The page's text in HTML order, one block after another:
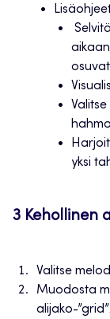
yksi
3 Kehollinen
Valitse
Muodosta
alijako-